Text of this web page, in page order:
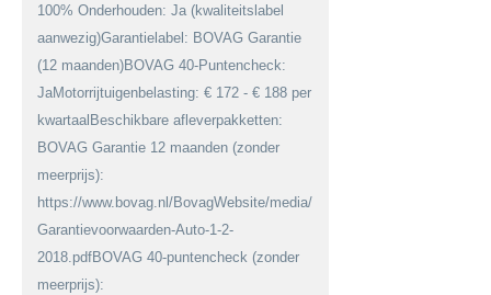
100% Onderhouden: Ja (kwaliteitslabel
aanwezig)Garantielabel: BOVAG Garantie
(12 maanden)BOVAG 40-Puntencheck:
JaMotorrijtuigenbelasting: € 172 - € 188 per
kwartaalBeschikbare afleverpakketten:
BOVAG Garantie 12 maanden (zonder
meerprijs):
https://www.bovag.nl/BovagWebsite/media/BovagMediaFiles/
Garantievoorwaarden-Auto-1-2-
2018.pdfBOVAG 40-puntencheck (zonder
meerprijs):